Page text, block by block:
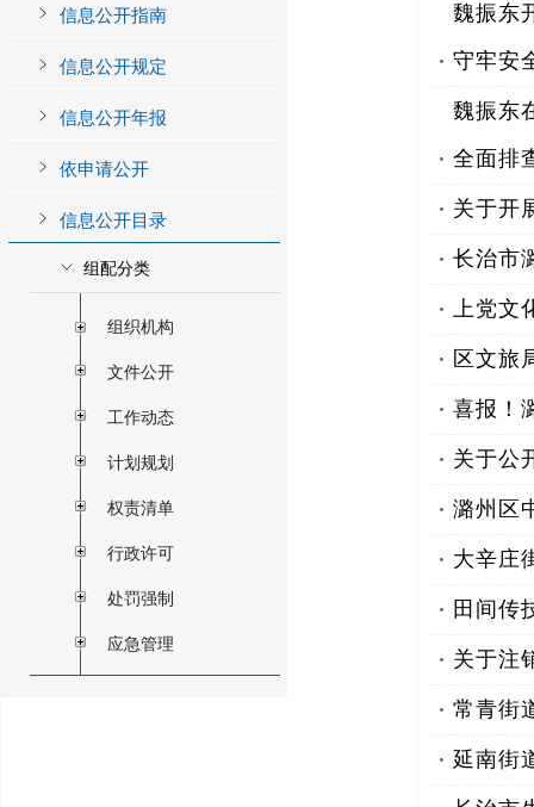
魏振东
守牢安
魏振东
全面排
关于开
长治市
上党文
区文旅
喜报！
关于公
潞州区
大辛庄
田间传
关于注
常青街
延南街